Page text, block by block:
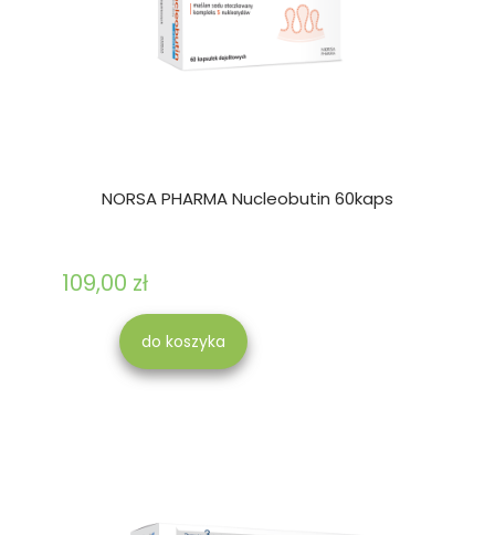
NORSA PHARMA Nucleobutin 60kaps
109,00 zł
do koszyka